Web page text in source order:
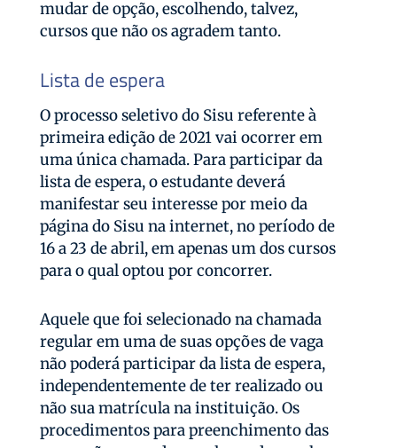
mudar de opção, escolhendo, talvez,
cursos que não os agradem tanto.
Lista de espera
O processo seletivo do Sisu referente à
primeira edição de 2021 vai ocorrer em
uma única chamada. Para participar da
lista de espera, o estudante deverá
manifestar seu interesse por meio da
página do Sisu na internet, no período de
16 a 23 de abril, em apenas um dos cursos
para o qual optou por concorrer.
Aquele que foi selecionado na chamada
regular em uma de suas opções de vaga
não poderá participar da lista de espera,
independentemente de ter realizado ou
não sua matrícula na instituição. Os
procedimentos para preenchimento das